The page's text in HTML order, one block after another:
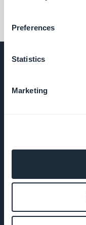
Preferences
Statistics
Marketing
EMPRESA
impresionante
GoodBarber